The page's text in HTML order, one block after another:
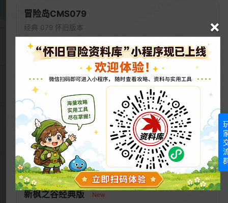
冒险岛CMS079
经典 079 怀旧版本
冒险岛CMS086
大巨变前最后的版本
国际服冒险岛
国际服GMS083
国际服 083 版本
台服新枫之谷
新枫之谷经典版 New
名称
等
级
经验 HP
老骷髅龙
化石龍長老 / Skelosaurus
113 4,750 85,000
后悔的守护兵
悔恨的守護兵 / Qualm
Guardian
113 4,500 90,000
后悔的守护队长
悔恨的守護隊長 / Chief
Qualm Guardian
116 4,960 99,000
×